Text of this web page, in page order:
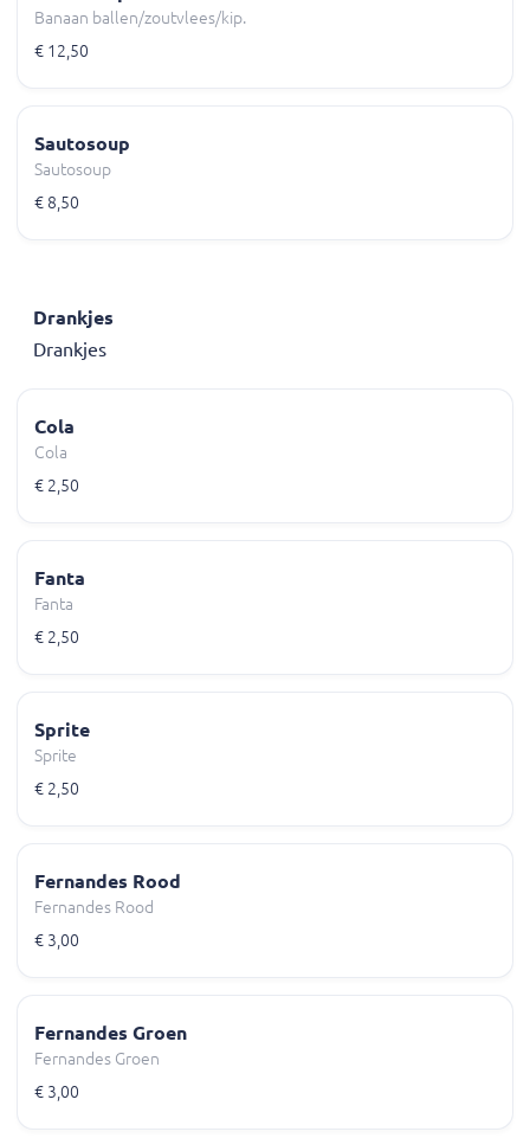
Banaan ballen/zoutvlees/kip.
€ 12,50
Sautosoup
Sautosoup
€ 8,50
Drankjes
Drankjes
Cola
Cola
€ 2,50
Fanta
Fanta
€ 2,50
Sprite
Sprite
€ 2,50
Fernandes Rood
Fernandes Rood
€ 3,00
Fernandes Groen
Fernandes Groen
€ 3,00